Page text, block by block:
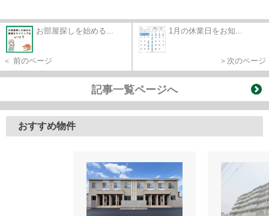
お部屋探しを始める...
＜ 前のページ
1月の休業日をお知...
＞次のページ
記事一覧ページへ
おすすめ物件